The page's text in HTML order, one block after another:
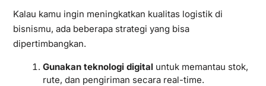
Kalau kamu ingin meningkatkan kualitas logistik di
bisnismu, ada beberapa strategi yang bisa
dipertimbangkan.
Gunakan teknologi digitaluntuk memantau stok,
rute, dan pengiriman secara real-time.